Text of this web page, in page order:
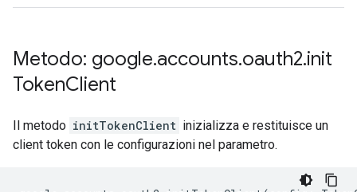
Metodo: google.accounts.oauth2.init
TokenClient
Il metodo initTokenClient inizializza e restituisce un
client token con le configurazioni nel parametro.